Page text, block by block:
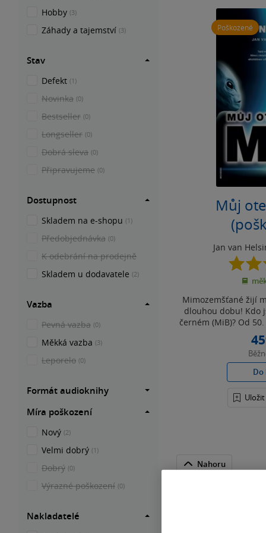
Poškozené
Můj
Jan van
Mimozemšťané žijí
dlouhou dobu! Kdo
černém (MiB)? Od
Do
Nahoru
Hobby (3)
Záhady a tajemství (3)
Stav
Defekt (1)
Novinka (0)
Bestseller (0)
Longseller (0)
Dobrá sleva (0)
Připravujeme (0)
Dostupnost
Skladem na e-shopu (1)
Předobjednávka (0)
K odebrání na prodejně
Skladem u dodavatele (2)
Vazba
Pevná vazba (0)
Měkká vazba (3)
Leporelo (0)
Formát audioknihy
Míra poškození
Nový (2)
Velmi dobrý (1)
Dobrý (0)
Výrazné poškození (0)
Nakladatelé